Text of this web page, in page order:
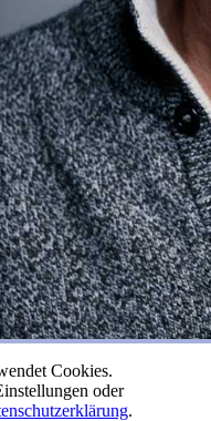
Cookies.
oder
.